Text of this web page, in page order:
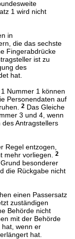
1 wird nicht
in
die das sechste
Fingerabdrücke
ist zu
des
hat.
Nummer 1 können
Personendaten auf
2Das Gleiche
3 und 4, wenn
Antragstellers
Regel entzogen,
mehr vorliegen.
2
besonderer
die Rückgabe nicht
einen Passersatz
zuständigen
Behörde nicht
mit der Behörde
hat, wenn er
hat.